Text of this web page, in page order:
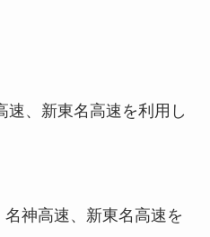
、新東名高速を利用し
神高速、新東名高速を